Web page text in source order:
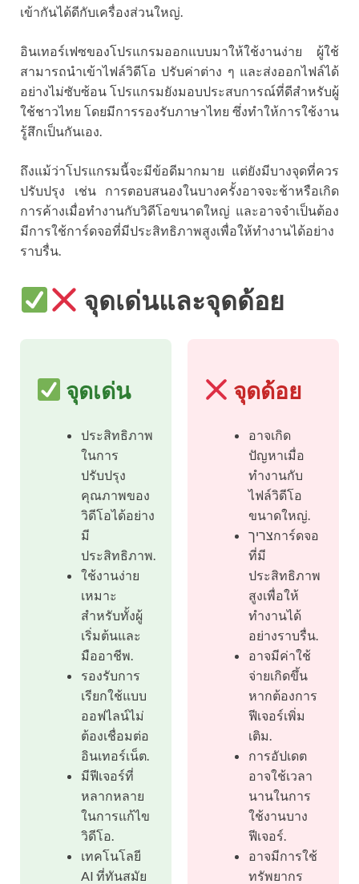
เข้ากันได้ดีกับเครื่องส่วนใหญ่.
อินเทอร์เฟซของโปรแกรมออกแบบมาให้ใช้งานง่าย ผู้ใช้
สามารถนำเข้าไฟล์วิดีโอ ปรับค่าต่าง ๆ และส่งออกไฟล์ได้
อย่างไม่ซับซ้อน โปรแกรมยังมอบประสบการณ์ที่ดีสำหรับผู้
ใช้ชาวไทย โดยมีการรองรับภาษาไทย ซึ่งทำให้การใช้งาน
รู้สึกเป็นกันเอง.
ถึงแม้ว่าโปรแกรมนี้จะมีข้อดีมากมาย แต่ยังมีบางจุดที่ควร
ปรับปรุง เช่น การตอบสนองในบางครั้งอาจจะช้าหรือเกิด
การค้างเมื่อทำงานกับวิดีโอขนาดใหญ่ และอาจจำเป็นต้อง
มีการใช้การ์ดจอที่มีประสิทธิภาพสูงเพื่อให้ทำงานได้อย่าง
ราบรื่น.
จุดเด่นและจุดด้อย
จุดเด่น
ประสิทธิภาพ
ในการ
ปรับปรุง
คุณภาพของ
วิดีโอได้อย่าง
มี
ประสิทธิภาพ.
ใช้งานง่าย
เหมาะ
สำหรับทั้งผู้
เริ่มต้นและ
มืออาชีพ.
รองรับการ
เรียกใช้แบบ
ออฟไลน์ไม่
ต้องเชื่อมต่อ
อินเทอร์เน็ต.
มีฟีเจอร์ที่
หลากหลาย
ในการแก้ไข
วิดีโอ.
เทคโนโลยี
AI ที่ทันสมัย
จุดด้อย
อาจเกิด
ปัญหาเมื่อ
ทำงานกับ
ไฟล์วิดีโอ
ขนาดใหญ่.
צריךการ์ดจอ
ที่มี
ประสิทธิภาพ
สูงเพื่อให้
ทำงานได้
อย่างราบรื่น.
อาจมีค่าใช้
จ่ายเกิดขึ้น
หากต้องการ
ฟีเจอร์เพิ่ม
เติม.
การอัปเดต
อาจใช้เวลา
นานในการ
ใช้งานบาง
ฟีเจอร์.
อาจมีการใช้
ทรัพยากร